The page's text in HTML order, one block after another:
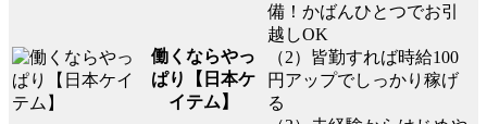
働くならやっ
ぱり【日本ケ
イテム】
備！かばんひとつでお引
越しOK
（2）皆勤すれば時給100
円アップでしっかり稼げ
る